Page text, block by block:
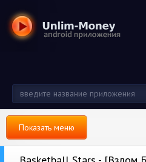
Показать меню